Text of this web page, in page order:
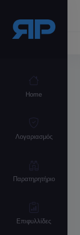
Home
Λογαριασμός
Παρατηρητήριο
Επιφυλλίδες